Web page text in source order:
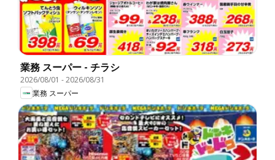
業務 スーパー - チラシ
2026/08/01 -2026/08/31
業務 スーパー